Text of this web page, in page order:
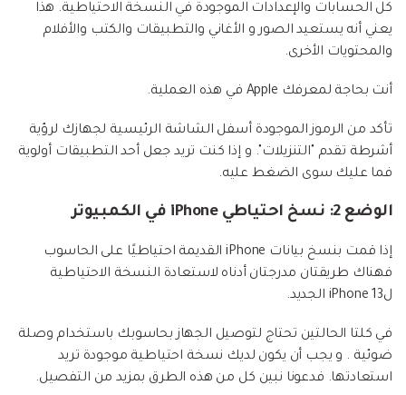
كل الحسابات والإعدادات الموجودة في النسخة الاحتياطية. هذا
يعني أنه يستعيد الصور و الأغاني والتطبيقات والكتب والأفلام
والمحتويات الأخرى.
أنت بحاجة لمعرفك Apple في هذه العملية.
تأكد من الرموز الموجودة أسفل الشاشة الرئيسية لجهازك لرؤية
أشرطة تقدم "التنزيلات". و إذا كنت تريد جعل أحد التطبيقات أولوية
فما عليك سوى الضغط عليه.
الوضع 2: نسخ احتياطي iPhone في الكمبيوتر
إذا قمت بنسخ بيانات iPhone القديمة احتياطيًا على الحاسوب
فهناك طريقتان مدرجتان أدناه لاستعادة النسخة الاحتياطية
لiPhone 13 الجديد.
في كلتا الحالتين تحتاج لتوصيل الجهاز بحاسوبك باستخدام وصلة
ضوئية . و يجب أن يكون لديك نسخة احتياطية موجودة تريد
استعادتها. فدعونا نبين كل من هذه الطرق بمزيد من التفصيل.